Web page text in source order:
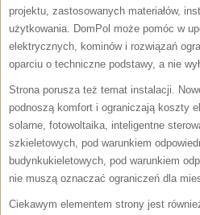
projektu, zastosowanych materiałów,
użytkowania. DomPol może pomóc w
elektrycznych, kominów i rozwiązań
oparciu o techniczne podstawy, a nie
Strona porusza też temat instalacji.
podnoszą komfort i ograniczają koszty
solarne, fotowoltaika, inteligentne
szkieletowych, pod warunkiem
budynkukieletowych, pod warunkiem
nie muszą oznaczać ograniczeń dla
Ciekawym elementem strony jest